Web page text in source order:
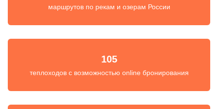
маршрутов по рекам и озерам России
105
теплоходов с возможностью online бронирования